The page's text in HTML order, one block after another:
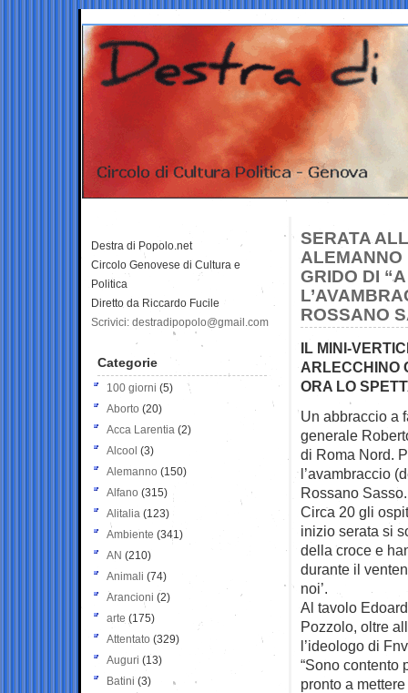
SERATA
ALEMANNO
GRIDO DI
ROSSANO
IL MINI-
ARLECCHINO
ORA LO
Un abbraccio a
generale
di Roma Nord.
l’avambraccio
Rossano Sasso.
Circa 20 gli
inizio serata si
della croce e
durante il
noi’.
Al tavolo
Pozzolo, oltre
l’ideologo di
“Sono contento
pronto a
Destra di Popolo.net
Circolo Genovese di Cultura e
Politica
Diretto da Riccardo Fucile
Scrivici: destradipopolo@gmail.com
Categorie
100 giorni (5)
Aborto (20)
Acca Larentia (2)
Alcool (3)
Alemanno (150)
Alfano (315)
Alitalia (123)
Ambiente (341)
AN (210)
Animali (74)
Arancioni (2)
arte (175)
Attentato (329)
Auguri (13)
Batini (3)